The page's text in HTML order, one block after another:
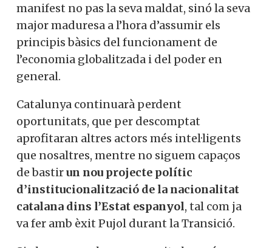
manifest no pas la seva maldat, sinó la seva
major maduresa a l’hora d’assumir els
principis bàsics del funcionament de
l’economia globalitzada i del poder en
general.
Catalunya continuarà perdent
oportunitats, que per descomptat
aprofitaran altres actors més intel·ligents
que nosaltres, mentre no siguem capaços
de bastirun nou projecte polític
d’institucionalització de la nacionalitat
catalana dins l’Estat espanyol, tal com ja
va fer amb èxit Pujol durant la Transició.